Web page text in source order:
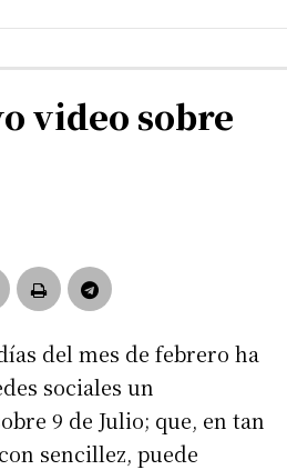
video sobre
del mes de febrero ha
sociales un
9 de Julio; que, en tan
sencillez, puede